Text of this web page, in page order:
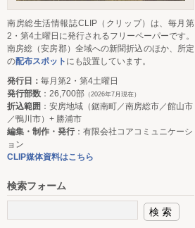
南房総生活情報誌CLIP（クリップ）は、毎月第
2・第4土曜日に発行されるフリーペーパーです。
南房総（安房郡）全域への新聞折込のほか、所定
の配布スポット にも設置しています。
発行日： 毎月第2・第4土曜日
発行部数 ：26,700部 （2026年7月現在）
折込範囲 ：安房地域（鋸南町／南房総市／館山市
／鴨川市）+ 勝浦市
編集・制作・発行：有限会社コアコミュニケーシ
ョン
CLIP媒体資料はこちら
検索フォーム